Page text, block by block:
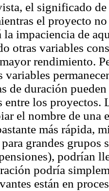
el significado
el proyecto
la impaciencia de
otras variables
rendimiento.
variables
de duración
entre los proyectos.
el nombre de una
más rápida,
grandes
podrían
podría
están en